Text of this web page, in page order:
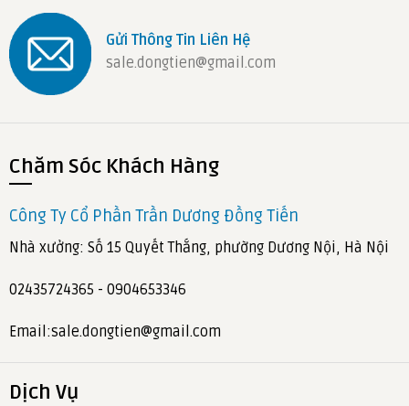
Gửi Thông Tin Liên Hệ
sale.dongtien@gmail.com
Chăm Sóc Khách Hàng
Công Ty Cổ Phần Trần Dương Đồng Tiến
Nhà xưởng: Số 15 Quyết Thắng, phường Dương Nội, Hà Nội
02435724365 - 0904653346
Email:sale.dongtien@gmail.com
Dịch Vụ